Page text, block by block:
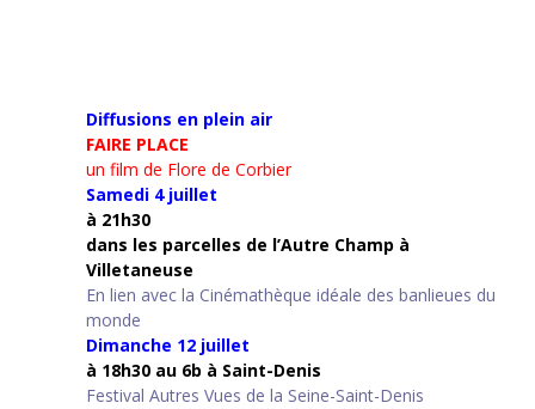
Diffusions en plein air
FAIRE PLACE
un film de Flore de Corbier
Samedi 4 juillet
à 21h30
dans les parcelles de l’Autre Champ à
Villetaneuse
En lien avec la Cinémathèque idéale des banlieues du
monde
Dimanche 12 juillet
à 18h30 au 6b à Saint-Denis
Festival Autres Vues de la Seine-Saint-Denis